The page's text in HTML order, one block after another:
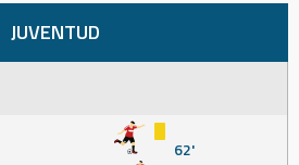
JUVENTUD
62'